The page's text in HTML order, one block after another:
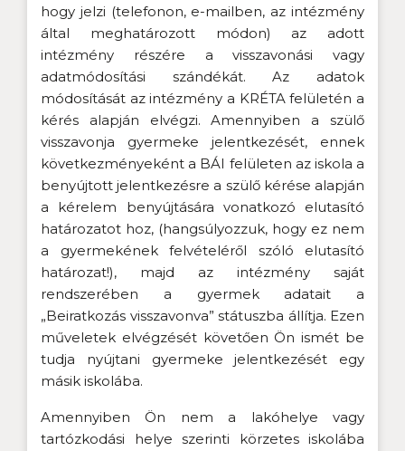
hogy jelzi (telefonon, e-mailben, az intézmény
által meghatározott módon) az adott
intézmény részére a visszavonási vagy
adatmódosítási szándékát. Az adatok
módosítását az intézmény a KRÉTA felületén a
kérés alapján elvégzi. Amennyiben a szülő
visszavonja gyermeke jelentkezését, ennek
következményeként a BÁI felületen az iskola a
benyújtott jelentkezésre a szülő kérése alapján
a kérelem benyújtására vonatkozó elutasító
határozatot hoz, (hangsúlyozzuk, hogy ez nem
a gyermekének felvételéről szóló elutasító
határozat!), majd az intézmény saját
rendszerében a gyermek adatait a
„Beiratkozás visszavonva” státuszba állítja. Ezen
műveletek elvégzését követően Ön ismét be
tudja nyújtani gyermeke jelentkezését egy
másik iskolába.
Amennyiben Ön nem a lakóhelye vagy
tartózkodási helye szerinti körzetes iskolába